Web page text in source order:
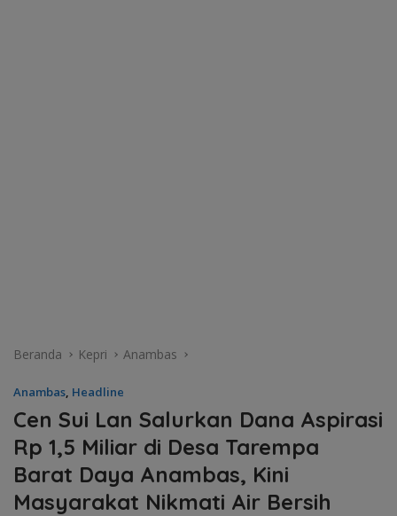
Beranda Kepri Anambas
Anambas, Headline
Cen Sui Lan Salurkan Dana Aspirasi
Rp 1,5 Miliar di Desa Tarempa
Barat Daya Anambas, Kini
Masyarakat Nikmati Air Bersih